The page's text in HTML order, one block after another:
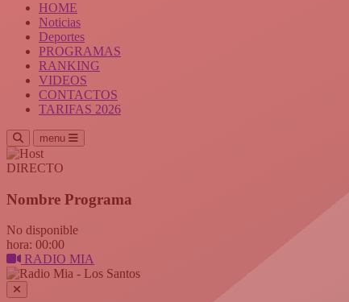
HOME
Noticias
Deportes
PROGRAMAS
RANKING
VIDEOS
CONTACTOS
TARIFAS 2026
menu
DIRECTO
Nombre Programa
No disponible
hora: 00:00
RADIO MIA